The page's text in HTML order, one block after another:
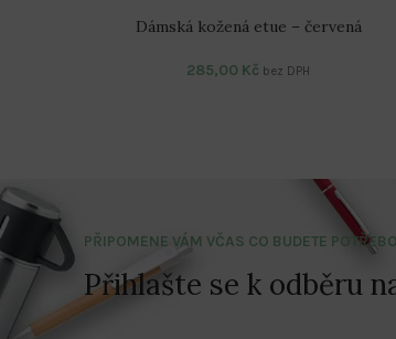
Dámská kožená etue – červená
285,00 Kč bez DPH
PŘIPOMENE VÁM VČAS CO BUDETE
Přihlašte se k odběru